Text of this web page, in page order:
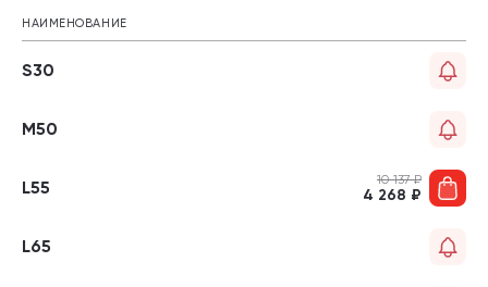
НАИМЕНОВАНИЕ
S30
M50
L55 10 137₽
4 268 ₽
L65